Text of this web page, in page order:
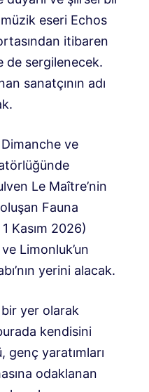
müzik eseri Echos
itibaren
de sergilenecek.
sanatçının adı
ve
Le Maître’nin
Fauna
Kasım 2026)
Limonluk’un
yerini alacak.
bir yer olarak
kendisini
genç yaratımları
odaklanan